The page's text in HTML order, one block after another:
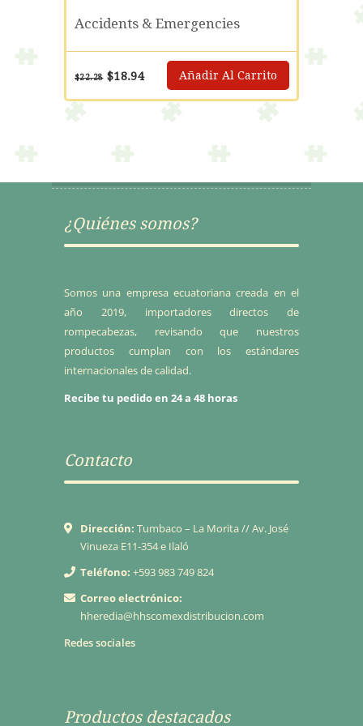
Accidents & Emergencies
$22.28 El
$22.28.
$18.94El
precio
actual
Añadir Al Carrito
¿Quiénes somos?
Somos una empresa ecuatoriana creada en el
año 2019, importadores directos de
rompecabezas, revisando que nuestros
productos cumplan con los estándares
internacionales de calidad.
Recibe tu pedido en 24 a 48 horas
Contacto
Dirección: Tumbaco – La Morita // Av. José
Vinueza E11-354 e Ilaló
Teléfono: +593 983 749 824
Correo electrónico:
hheredia@hhscomexdistribucion.com
Redes sociales
Productos destacados